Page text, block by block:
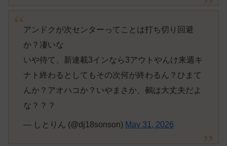
アンドクが次センターってことは打ち切り回避
か？凄いな
いや待て、新連載3インなら3アウトやんけ来週キ
ナト終わるとしてもその次何が終わるん？ひまて
んか？アオハコか？いやまさか、鵺は大丈夫だよ
な？？？
— しとりん (@dj18sonson) May 31, 2026